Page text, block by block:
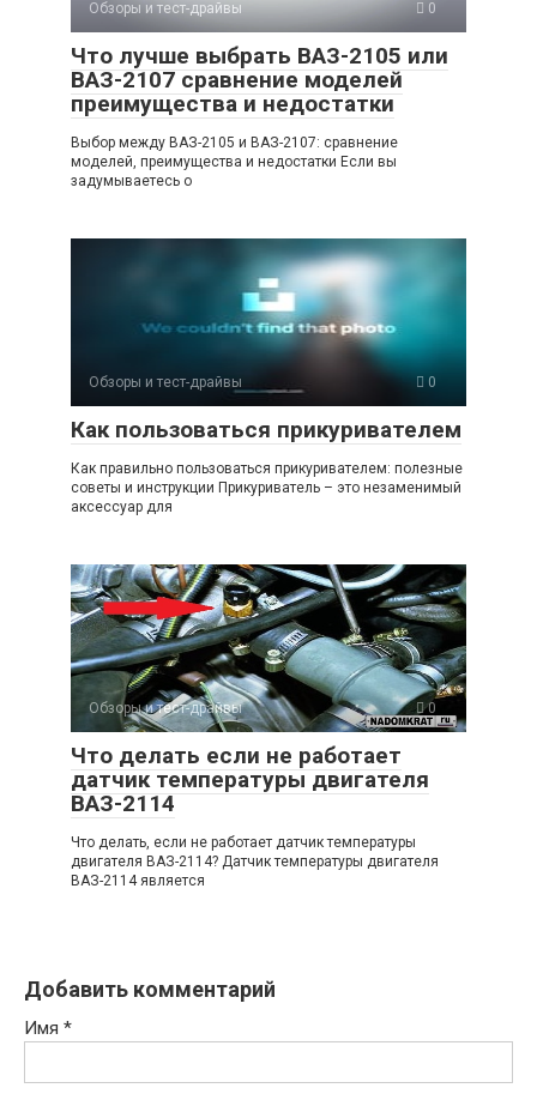
Обзоры и тест-драйвы 0
Что лучше выбрать ВАЗ-2105 или
ВАЗ-2107 сравнение моделей
преимущества и недостатки
Выбор между ВАЗ-2105 и ВАЗ-2107: сравнение
моделей, преимущества и недостатки Если вы
задумываетесь о
Обзоры и тест-драйвы 0
Как пользоваться прикуривателем
Как правильно пользоваться прикуривателем: полезные
советы и инструкции Прикуриватель – это незаменимый
аксессуар для
Обзоры и тест-драйвы 0
Что делать если не работает
датчик температуры двигателя
ВАЗ-2114
Что делать, если не работает датчик температуры
двигателя ВАЗ-2114? Датчик температуры двигателя
ВАЗ-2114 является
Добавить комментарий
Имя *